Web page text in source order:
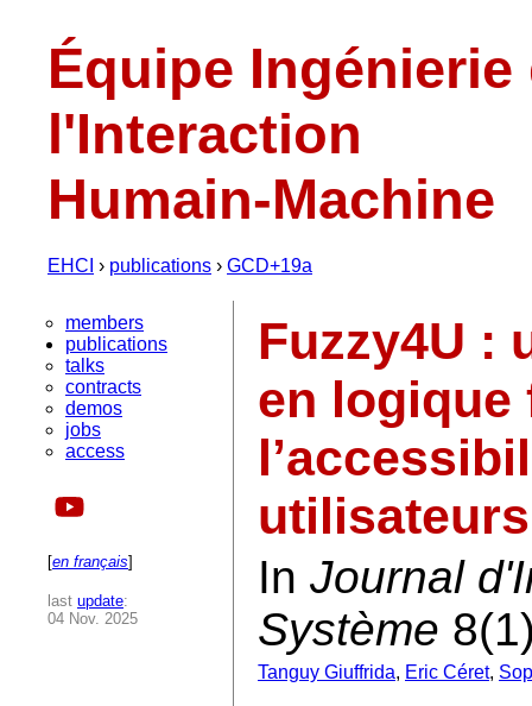
Équipe Ingénierie
l'Interaction
Humain-Machine
EHCI › publications › GCD+19a
members
publications
talks
contracts
demos
jobs
access
[en français]
last update:
04 Nov. 2025
Fuzzy4U :
en logique
utilisateurs
In Journal
Système
Tanguy Giuffrida, Eric Céret,